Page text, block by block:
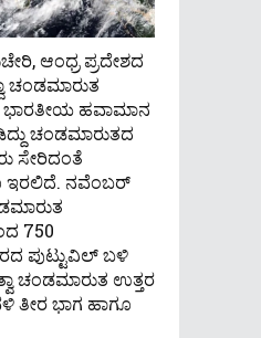
ಆಂಧ್ರ ಪ್ರದೇಶದ
ಚಂಡಮಾರುತ
ಭಾರತೀಯ ಹವಾಮಾನ
ಚಂಡಮಾರುತದ
ಸೇರಿದಂತೆ
ಇರಲಿದೆ. ನವೆಂಬರ್
750
ಪುಟ್ಟುವಿಲ್ ಬಳಿ
ಚಂಡಮಾರುತ ಉತ್ತರ
ತೀರ ಭಾಗ ಹಾಗೂ